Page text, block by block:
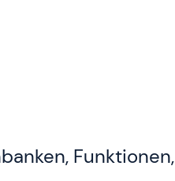
Funktionen,